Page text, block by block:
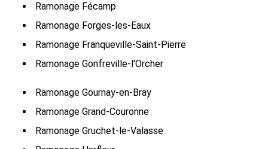
Ramonage Fécamp
Ramonage Forges-les-Eaux
Ramonage Franqueville-Saint-Pierre
Ramonage Gonfreville-l'Orcher
Ramonage Gournay-en-Bray
Ramonage Grand-Couronne
Ramonage Gruchet-le-Valasse